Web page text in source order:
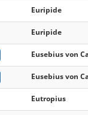
Euripide
Euripide
Eusebius von
Eusebius von
Eutropius